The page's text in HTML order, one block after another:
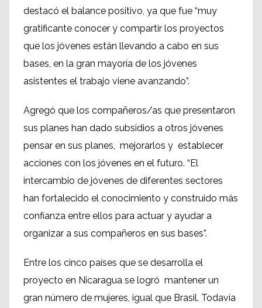
destacó el balance positivo, ya que fue “muy
gratificante conocer y compartir los proyectos
que los jóvenes están llevando a cabo en sus
bases, en la gran mayoría de los jóvenes
asistentes el trabajo viene avanzando”.
Agregó que los compañeros/as que presentaron
sus planes han dado subsidios a otros jóvenes
pensar en sus planes, mejorarlos y establecer
acciones con los jóvenes en el futuro. “El
intercambio de jóvenes de diferentes sectores
han fortalecido el conocimiento y construido más
confianza entre ellos para actuar y ayudar a
organizar a sus compañeros en sus bases”.
Entre los cinco países que se desarrolla el
proyecto en Nicaragua se logró mantener un
gran número de mujeres, igual que Brasil. Todavía